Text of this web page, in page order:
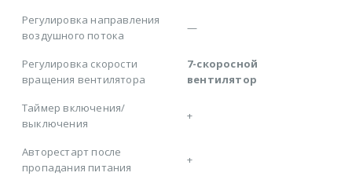
Регулировка направления
воздушного потока
—
Регулировка скорости
вращения вентилятора
7-скоросной
вентилятор
Таймер включения/
выключения
+
Авторестарт после
пропадания питания
+